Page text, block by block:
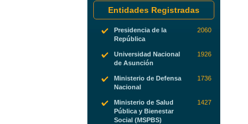
Entidades Registradas
Presidencia de la
República
2060
Universidad Nacional
de Asunción
1926
Ministerio de Defensa
Nacional
1736
Ministerio de Salud
Pública y Bienestar
Social (MSPBS)
1427